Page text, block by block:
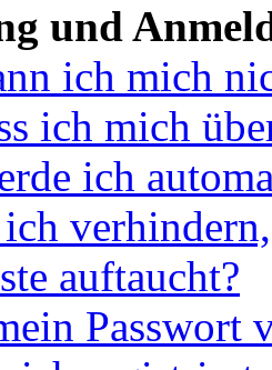
und
ich mich
ich mich
ich
auftaucht?
Passwort